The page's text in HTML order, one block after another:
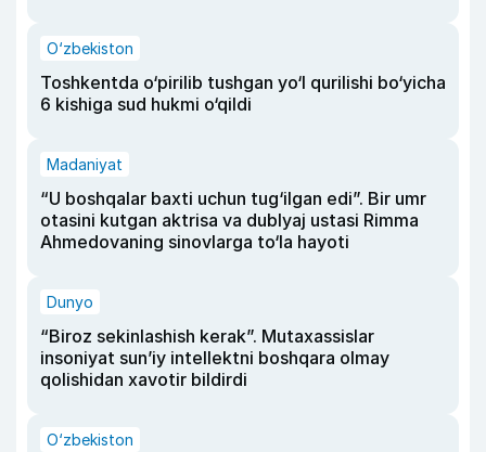
O‘zbekiston
Toshkentda o‘pirilib tushgan yo‘l qurilishi bo‘yicha
6 kishiga sud hukmi o‘qildi
Madaniyat
“U boshqalar baxti uchun tug‘ilgan edi”. Bir umr
otasini kutgan aktrisa va dublyaj ustasi Rimma
Ahmedovaning sinovlarga to‘la hayoti
Dunyo
“Biroz sekinlashish kerak”. Mutaxassislar
insoniyat sun’iy intellektni boshqara olmay
qolishidan xavotir bildirdi
O‘zbekiston